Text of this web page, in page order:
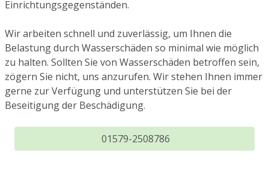
Einrichtungsgegenständen.
Wir arbeiten schnell und zuverlässig, um Ihnen die
Belastung durch Wasserschäden so minimal wie möglich
zu halten. Sollten Sie von Wasserschäden betroffen sein,
zögern Sie nicht, uns anzurufen. Wir stehen Ihnen immer
gerne zur Verfügung und unterstützen Sie bei der
Beseitigung der Beschädigung.
01579-2508786